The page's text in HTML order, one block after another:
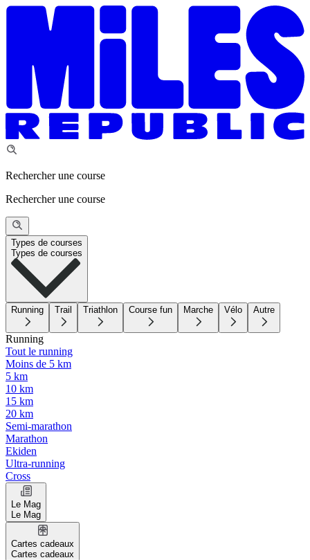
Rechercher une course
Rechercher une course
Types de courses
Types de courses
Running Trail Triathlon Course fun Marche Vélo Autre
Running
Tout le running
Moins de 5 km
5 km
10 km
15 km
20 km
Semi-marathon
Marathon
Ekiden
Ultra-running
Cross
Le Mag
Le Mag
Cartes cadeaux
Cartes cadeaux